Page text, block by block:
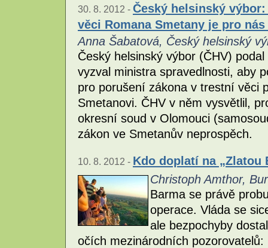
30. 8. 2012 - Český helsinský
věci Romana Smetany je pro
Anna Šabatová, Český helsinský
Český helsinský výbor (ČHV)
vyzval ministra spravedlnosti, aby
pro porušení zákona v trestní věci
Smetanovi. ČHV v něm vysvětlil,
okresní soud v Olomouci
zákon ve Smetanův neprospěch.
10. 8. 2012 - Kdo doplatí na „Zlatou
Christoph Amthor,
Barma se právě
operace. Vláda se
ale bezpochyby
očích mezinárodních